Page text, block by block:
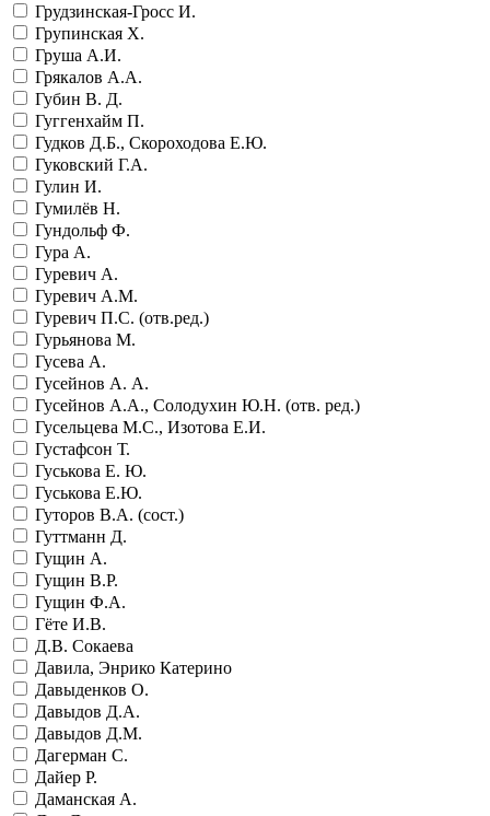
Грудзинская-Гросс И.
Групинская Х.
Груша А.И.
Грякалов А.А.
Губин В. Д.
Гуггенхайм П.
Гудков Д.Б., Скороходова Е.Ю.
Гуковский Г.А.
Гулин И.
Гумилёв Н.
Гундольф Ф.
Гура А.
Гуревич А.
Гуревич А.М.
Гуревич П.С. (отв.ред.)
Гурьянова М.
Гусева А.
Гусейнов А. А.
Гусейнов А.А., Солодухин Ю.Н. (отв. ред.)
Гусельцева М.С., Изотова Е.И.
Густафсон Т.
Гуськова Е. Ю.
Гуськова Е.Ю.
Гуторов В.А. (сост.)
Гуттманн Д.
Гущин А.
Гущин В.Р.
Гущин Ф.А.
Гёте И.В.
Д.В. Сокаева
Давила, Энрико Катерино
Давыденков О.
Давыдов Д.А.
Давыдов Д.М.
Дагерман С.
Дайер Р.
Даманская А.